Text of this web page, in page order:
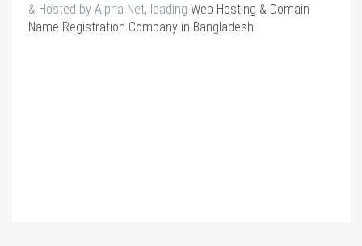
& Hosted by Alpha Net, leading Web Hosting & Domain
Name Registration Company in Bangladesh